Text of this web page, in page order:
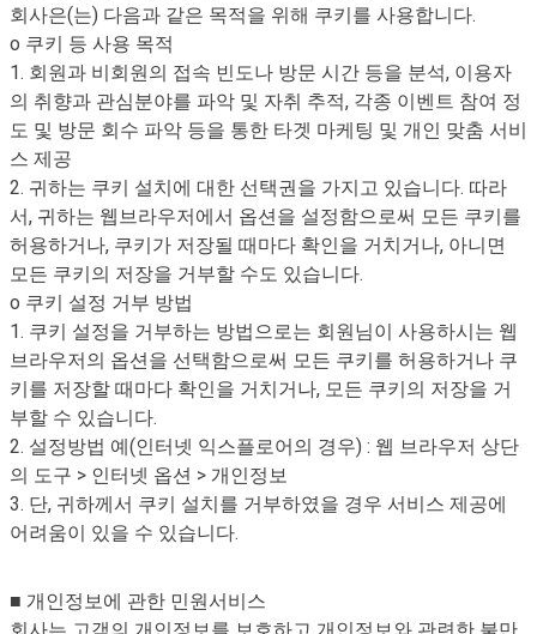
회사은(는) 다음과 같은 목적을 위해 쿠키를 사용합니다.
o 쿠키 등 사용 목적
1. 회원과 비회원의 접속 빈도나 방문 시간 등을 분석, 이용자
의 취향과 관심분야를 파악 및 자취 추적, 각종 이벤트 참여 정
도 및 방문 회수 파악 등을 통한 타겟 마케팅 및 개인 맞춤 서비
스 제공
2. 귀하는 쿠키 설치에 대한 선택권을 가지고 있습니다. 따라
서, 귀하는 웹브라우저에서 옵션을 설정함으로써 모든 쿠키를
허용하거나, 쿠키가 저장될 때마다 확인을 거치거나, 아니면
모든 쿠키의 저장을 거부할 수도 있습니다.
o 쿠키 설정 거부 방법
1. 쿠키 설정을 거부하는 방법으로는 회원님이 사용하시는 웹
브라우저의 옵션을 선택함으로써 모든 쿠키를 허용하거나 쿠
키를 저장할 때마다 확인을 거치거나, 모든 쿠키의 저장을 거
부할 수 있습니다.
2. 설정방법 예(인터넷 익스플로어의 경우) : 웹 브라우저 상단
의 도구 > 인터넷 옵션 > 개인정보
3. 단, 귀하께서 쿠키 설치를 거부하였을 경우 서비스 제공에
어려움이 있을 수 있습니다.
■ 개인정보에 관한 민원서비스